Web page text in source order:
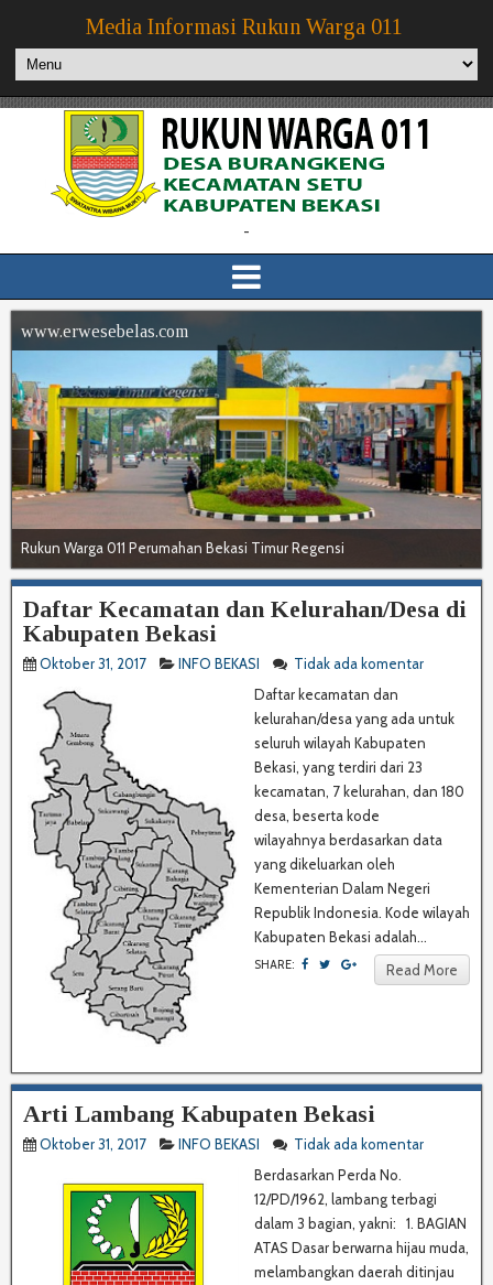
Media Informasi Rukun Warga 011
-
www.erwesebelas.com
Rukun Warga 011 Perumahan Bekasi Timur Regensi
Daftar Kecamatan dan Kelurahan/Desa di
Kabupaten Bekasi
Oktober 31, 2017 INFO BEKASI
Tidak ada komentar
Daftar kecamatan dan
kelurahan/desa yang ada untuk
seluruh wilayah Kabupaten
Bekasi, yang terdiri dari 23
kecamatan, 7 kelurahan, dan 180
desa, beserta kode
wilayahnya berdasarkan data
yang dikeluarkan oleh
Kementerian Dalam Negeri
Republik Indonesia. Kode wilayah
Kabupaten Bekasi adalah...
SHARE: Read More
Arti Lambang Kabupaten Bekasi
Oktober 31, 2017 INFO BEKASI
Tidak ada komentar
Berdasarkan Perda No.
12/PD/1962, lambang terbagi
dalam 3 bagian, yakni: 1. BAGIAN
ATAS Dasar berwarna hijau muda,
melambangkan daerah ditinjau